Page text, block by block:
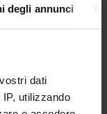
degli annunci
dati
utilizzando